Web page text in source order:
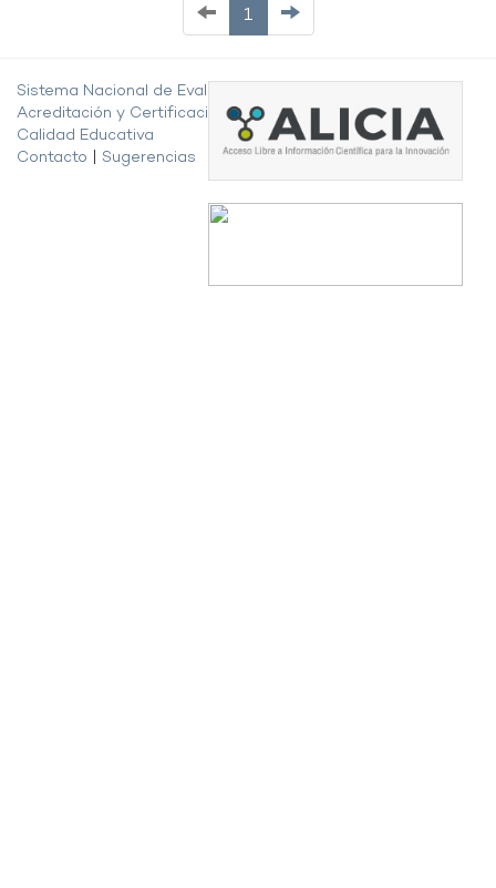
1
Sistema Nacional de Evaluación,
Acreditación y Certificación de la
Calidad Educativa
Contacto
Sugerencias